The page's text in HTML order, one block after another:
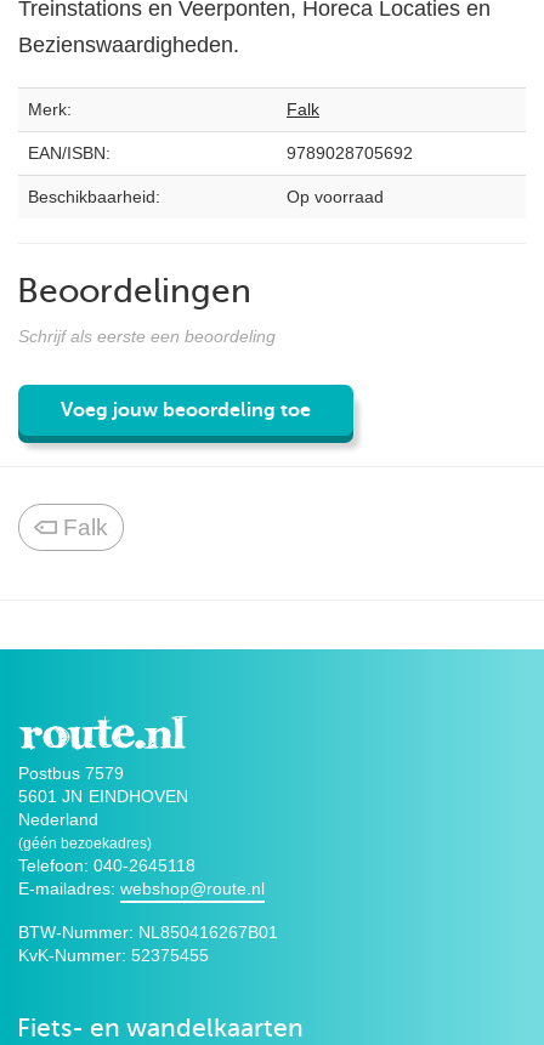
Treinstations en Veerponten, Horeca Locaties en
Bezienswaardigheden.
Merk: Falk
EAN/ISBN: 9789028705692
Beschikbaarheid: Op voorraad
Beoordelingen
Schrijf als eerste een beoordeling
Voeg jouw beoordeling toe
Falk
Postbus 7579
5601 JN EINDHOVEN
Nederland
(géén bezoekadres)
Telefoon: 040-2645118
E-mailadres: webshop@route.nl
BTW-Nummer: NL850416267B01
KvK-Nummer: 52375455
Fiets- en wandelkaarten